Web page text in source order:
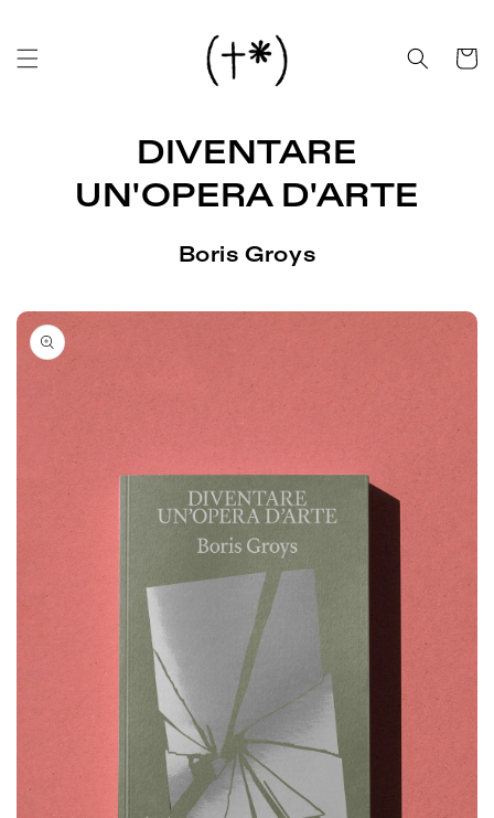
ai contenuti
Carrello
DIVENTARE
UN'OPERA D'ARTE
Boris Groys
Passa alle
informazioni
sul prodotto